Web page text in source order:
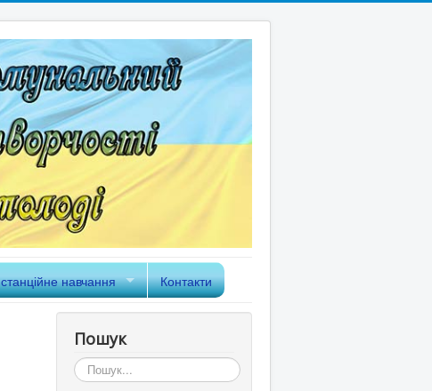
навчання Контакти
Пошук
Пошук...